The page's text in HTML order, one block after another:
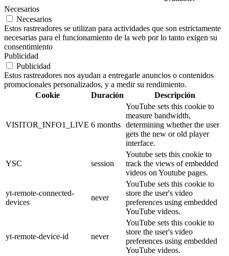
Necesarios
Necesarios
Estos rastreadores se utilizan para actividades que son estrictamente
necesarias para el funcionamiento de la web por lo tanto exigen su
consentimiento
Publicidad
Publicidad
Estos rastreadores nos ayudan a entregarle anuncios o contenidos
promocionales personalizados, y a medir su rendimiento.
Cookie
Duración Descripción
VISITOR_INFO1_LIVE 6 months
YouTube sets this cookie to
measure bandwidth,
determining whether the user
gets the new or old player
interface.
YSC session
Youtube sets this cookie to
track the views of embedded
videos on Youtube pages.
yt-remote-connected-
devices
never
YouTube sets this cookie to
store the user's video
preferences using embedded
YouTube videos.
yt-remote-device-id never
YouTube sets this cookie to
store the user's video
preferences using embedded
YouTube videos.